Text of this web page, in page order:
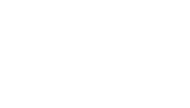
niektoré z typických
ktorá je všadeprítomná, či už ako